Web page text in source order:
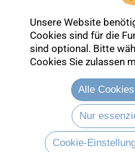
Entdecken Sie
Unsere Website
Cookies sind für die
sind optional. Bitte
Cookies Sie zulassen
Alle
Nur
Cookie-